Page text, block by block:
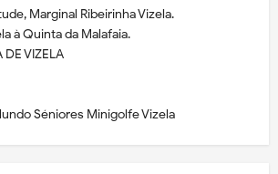
Marginal Ribeirinha Vizela.
à Quinta da Malafaia.
DE VIZELA
Séniores Minigolfe Vizela